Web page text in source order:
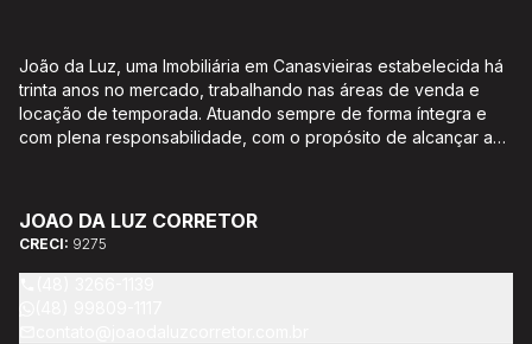
João da Luz, uma Imobiliária em Canasvieiras estabelecida há
trinta anos no mercado, trabalhando nas áreas de venda e
locação de temporada. Atuando sempre de forma íntegra e
com plena responsabilidade, com o propósito de alcançar a
credenciado CEF; Análise da capacidade de compra e perfil
do cliente para aumentar o índice de assertividade na escolha
do imóvel; Trabalhamos com oportunidades de negócios.
JOAO DA LUZ CORRETOR
CRECI: 9275